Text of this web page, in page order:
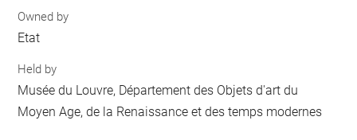
Owned by
Etat
Held by
Musée du Louvre, Département des Objets d'art du
Moyen Age, de la Renaissance et des temps modernes